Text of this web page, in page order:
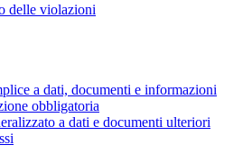
delle violazioni
a dati, documenti e informazioni
obbligatoria
a dati e documenti ulteriori